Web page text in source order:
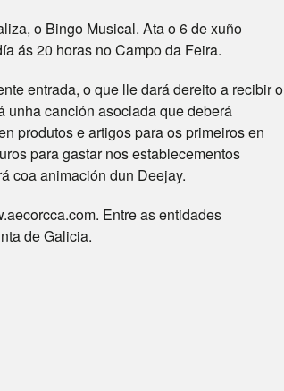
o Bingo Musical. Ata o 6 de xuño
ás 20 horas no Campo da Feira.
entrada, o que lle dará dereito a recibir o
unha canción asociada que deberá
produtos e artigos para os primeiros en
para gastar nos establecementos
coa animación dun Deejay.
Entre as entidades
de Galicia.